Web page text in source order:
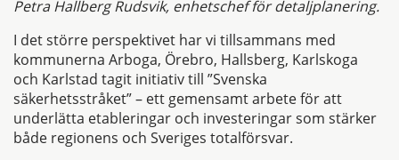
Petra Hallberg Rudsvik, enhetschef för detaljplanering.
I det större perspektivet har vi tillsammans med
kommunerna Arboga, Örebro, Hallsberg, Karlskoga
och Karlstad tagit initiativ till ”Svenska
säkerhetsstråket” – ett gemensamt arbete för att
underlätta etableringar och investeringar som stärker
både regionens och Sveriges totalförsvar.